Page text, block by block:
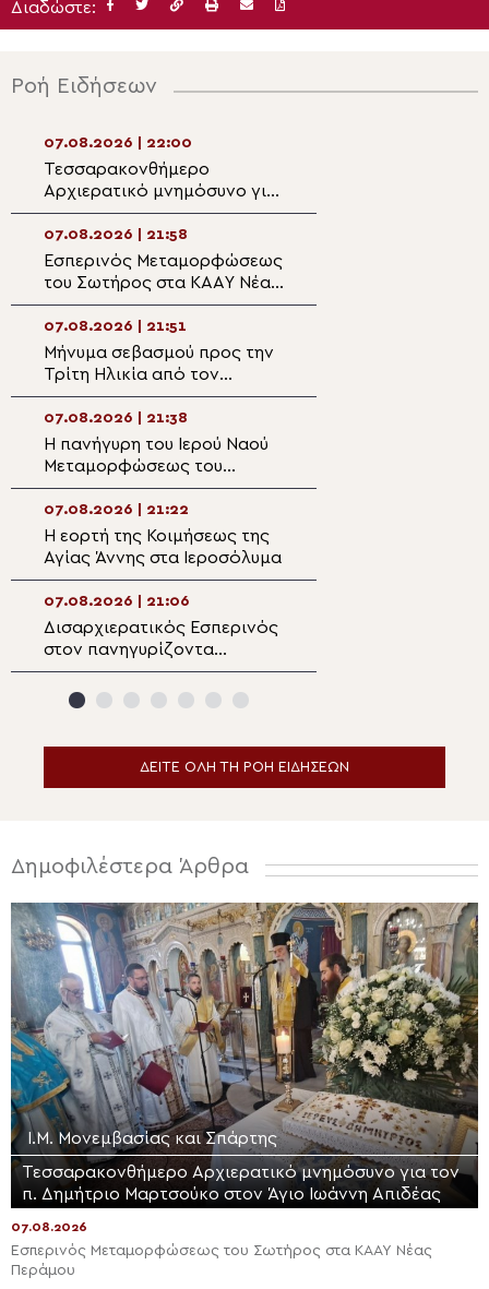
Διαδώστε:
Ροή Ειδήσεων
07.08.2026 | 22:00
Τεσσαρακονθήμερο
Αρχιερατικό μνημόσυνο για
τον π. Δημήτριο Μαρτσούκο
στον Άγιο Ιωάννη Απιδέας
07.08.2026 | 21:58
Εσπερινός Μεταμορφώσεως
του Σωτήρος στα ΚΑΑΥ Νέας
Περάμου
07.08.2026 | 21:51
Μήνυμα σεβασμού προς την
Τρίτη Ηλικία από τον
Μητροπολίτη Σπάρτης στη
Ρειχέα
07.08.2026 | 21:38
Η πανήγυρη του Ιερού Ναού
Μεταμορφώσεως του
Σωτήρος στη Λέρο
07.08.2026 | 21:22
Η εορτή της Κοιμήσεως της
Αγίας Άννης στα Ιεροσόλυμα
07.08.2026 | 21:06
Δισαρχιερατικός Εσπερινός
στον πανηγυρίζοντα
Μητροπολιτικό Ναό της
Μεταμορφώσεως του
ΔΕΙΤΕ ΟΛΗ ΤΗ ΡΟΗ ΕΙΔΗΣΕΩΝ
Δημοφιλέστερα Άρθρα
Ι.Μ. Μονεμβασίας και Σπάρτης
Τεσσαρακονθήμερο Αρχιερατικό μνημόσυνο για τον
π. Δημήτριο Μαρτσούκο στον Άγιο Ιωάννη Απιδέας
07.08.2026
Εσπερινός Μεταμορφώσεως του Σωτήρος στα ΚΑΑΥ Νέας
Περάμου